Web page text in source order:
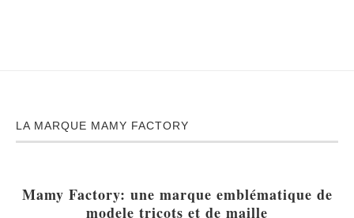
LA MARQUE MAMY FACTORY
Mamy Factory: une marque emblématique de
modele tricots et de maille